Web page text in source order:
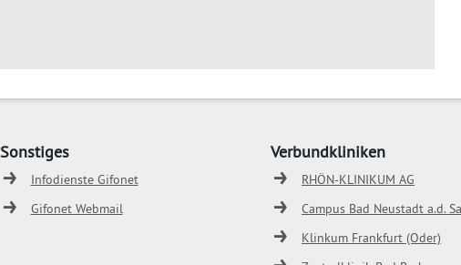
Sonstiges
Infodienste Gifonet
Gifonet Webmail
Verbundkliniken
RHÖN-KLINIKUM AG
Campus Bad Neustadt a.d.
Klinkum Frankfurt (Oder)